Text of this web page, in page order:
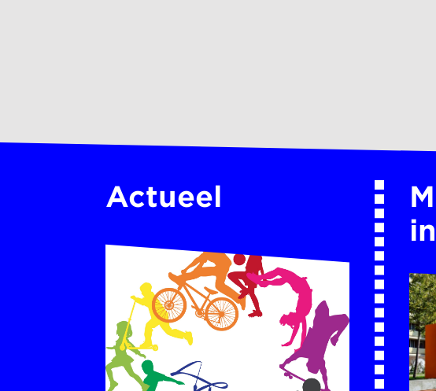
Actueel